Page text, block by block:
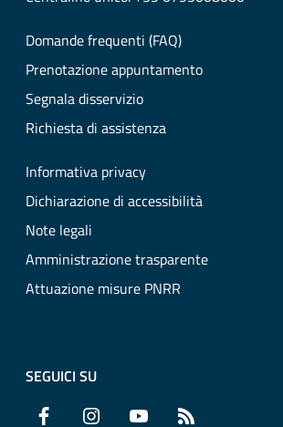
Domande frequenti (FAQ)
Prenotazione appuntamento
Segnala disservizio
Richiesta di assistenza
Informativa privacy
Dichiarazione di accessibilità
Note legali
Amministrazione trasparente
Attuazione misure PNRR
SEGUICI SU
Facebook Instagram YouTube